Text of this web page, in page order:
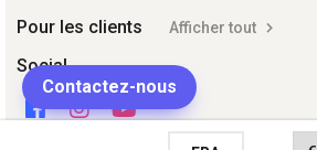
Pour les clients Afficher tout
Social
Contactez-nous